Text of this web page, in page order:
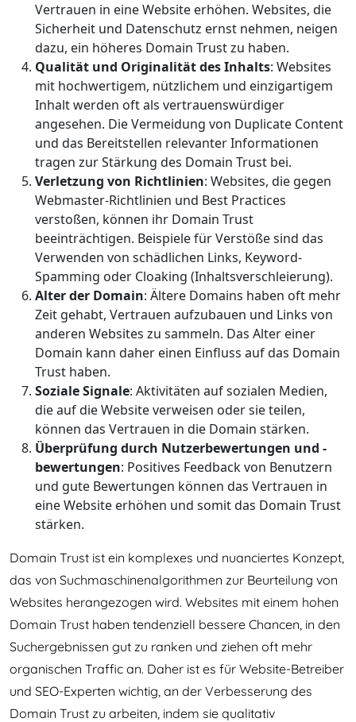
Vertrauen in eine Website erhöhen. Websites, die
Sicherheit und Datenschutz ernst nehmen, neigen
dazu, ein höheres Domain Trust zu haben.
Qualität und Originalität des Inhalts: Websites
mit hochwertigem, nützlichem und einzigartigem
Inhalt werden oft als vertrauenswürdiger
angesehen. Die Vermeidung von Duplicate Content
und das Bereitstellen relevanter Informationen
tragen zur Stärkung des Domain Trust bei.
Verletzung von Richtlinien: Websites, die gegen
Webmaster-Richtlinien und Best Practices
verstoßen, können ihr Domain Trust
beeinträchtigen. Beispiele für Verstöße sind das
Verwenden von schädlichen Links, Keyword-
Spamming oder Cloaking (Inhaltsverschleierung).
Alter der Domain: Ältere Domains haben oft mehr
Zeit gehabt, Vertrauen aufzubauen und Links von
anderen Websites zu sammeln. Das Alter einer
Domain kann daher einen Einfluss auf das Domain
Trust haben.
Soziale Signale: Aktivitäten auf sozialen Medien,
die auf die Website verweisen oder sie teilen,
können das Vertrauen in die Domain stärken.
Überprüfung durch Nutzerbewertungen und -
bewertungen: Positives Feedback von Benutzern
und gute Bewertungen können das Vertrauen in
eine Website erhöhen und somit das Domain Trust
stärken.
Domain Trust ist ein komplexes und nuanciertes Konzept,
das von Suchmaschinenalgorithmen zur Beurteilung von
Websites herangezogen wird. Websites mit einem hohen
Domain Trust haben tendenziell bessere Chancen, in den
Suchergebnissen gut zu ranken und ziehen oft mehr
organischen Traffic an. Daher ist es für Website-Betreiber
und SEO-Experten wichtig, an der Verbesserung des
Domain Trust zu arbeiten, indem sie qualitativ